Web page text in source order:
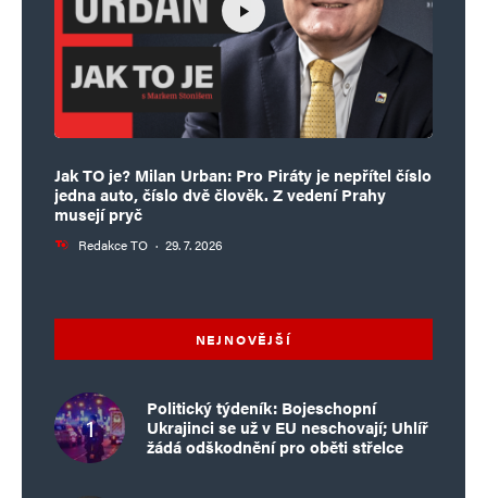
Jak TO je? Milan Urban: Pro Piráty je nepřítel číslo
jedna auto, číslo dvě člověk. Z vedení Prahy
musejí pryč
Redakce TO · 29. 7. 2026
NEJNOVĚJŠÍ
Politický týdeník: Bojeschopní
Ukrajinci se už v EU neschovají; Uhlíř
žádá odškodnění pro oběti střelce